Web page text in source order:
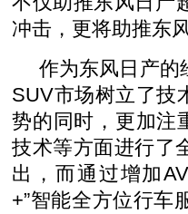
冲击，更将助推东
作为东风日产的
SUV市场树立了技
势的同时，更加注
技术等方面进行了
出，而通过增加
+”智能全方位行车